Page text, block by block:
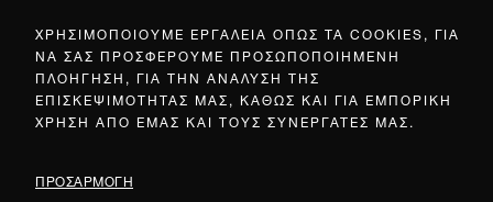
ΧΡΗΣΙΜΟΠΟΙΟΥΜΕ ΕΡΓΑΛΕΙΑ ΟΠΩΣ ΤΑ COOKIES, ΓΙΑ
ΝΑ ΣΑΣ ΠΡΟΣΦΕΡΟΥΜΕ ΠΡΟΣΩΠΟΠΟΙΗΜΕΝΗ
ΠΛΟΗΓΗΣΗ, ΓΙΑ ΤΗΝ ΑΝΑΛΥΣΗ ΤΗΣ
ΕΠΙΣΚΕΨΙΜΟΤΗΤΑΣ ΜΑΣ, ΚΑΘΩΣ ΚΑΙ ΓΙΑ ΕΜΠΟΡΙΚΗ
ΧΡΗΣΗ ΑΠΟ ΕΜΑΣ ΚΑΙ ΤΟΥΣ ΣΥΝΕΡΓΑΤΕΣ ΜΑΣ.
ΠΡΟΣΑΡΜΟΓΗ